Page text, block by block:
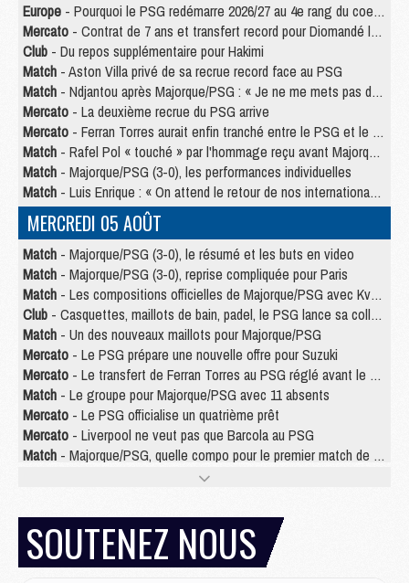
Europe - Pourquoi le PSG redémarre 2026/27 au 4e rang du coefficient UEFA
Mercato - Contrat de 7 ans et transfert record pour Diomandé loin du PSG
Club - Du repos supplémentaire pour Hakimi
Match - Aston Villa privé de sa recrue record face au PSG
Match - Ndjantou après Majorque/PSG : « Je ne me mets pas de plafond »
Mercato - La deuxième recrue du PSG arrive
Mercato - Ferran Torres aurait enfin tranché entre le PSG et le Barça
Match - Rafel Pol « touché » par l'hommage reçu avant Majorque/PSG
Match - Majorque/PSG (3-0), les performances individuelles
Match - Luis Enrique : « On attend le retour de nos internationaux »
MERCREDI 05 AOÛT
Match - Majorque/PSG (3-0), le résumé et les buts en video
Match - Majorque/PSG (3-0), reprise compliquée pour Paris
Match - Les compositions officielles de Majorque/PSG avec Kvara et de nombreux jeunes
Club - Casquettes, maillots de bain, padel, le PSG lance sa collection été
Match - Un des nouveaux maillots pour Majorque/PSG
Mercato - Le PSG prépare une nouvelle offre pour Suzuki
Mercato - Le transfert de Ferran Torres au PSG réglé avant le 12 août ?
Match - Le groupe pour Majorque/PSG avec 11 absents
Mercato - Le PSG officialise un quatrième prêt
Mercato - Liverpool ne veut pas que Barcola au PSG
Match - Majorque/PSG, quelle compo pour le premier match de la saison 2026/27 ?
Europe- Les chapeaux provisoires de la Ligue des champions 2026/27
Podcast
- Podcast CulturePSG : Akliouche présenté par un fan de Monaco
Club- Le PSG dévoile sa première collection d'entraînement pour 2026/2027
SOUTENEZ NOUS